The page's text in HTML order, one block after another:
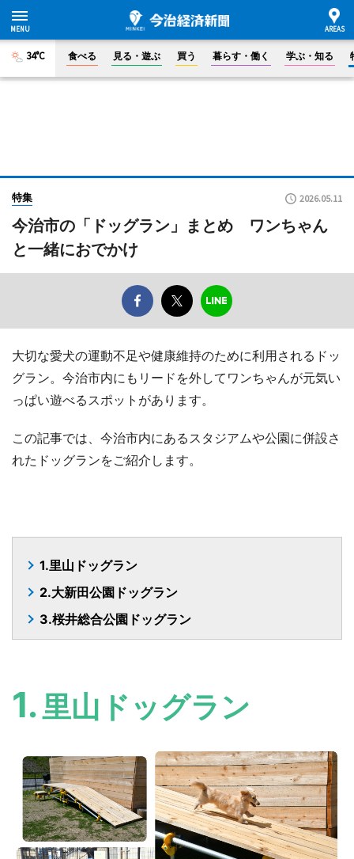
34°C 食べる 見る・遊ぶ 買う 暮らす・働く 学ぶ・知る
特集 2026.05.11
今治市の「ドッグラン」まとめ ワンちゃん
と一緒におでかけ
大切な愛犬の運動不足や健康維持のために利用されるドッ
グラン。今治市内にもリードを外してワンちゃんが元気い
っぱい遊べるスポットがあります。
この記事では、今治市内にあるスタジアムや公園に併設さ
れたドッグランをご紹介します。
1.里山ドッグラン
2.大新田公園ドッグラン
3.桜井総合公園ドッグラン
1.里山ドッグラン